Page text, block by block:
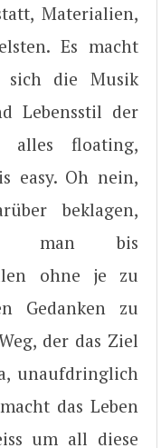
Materialien,
Es macht
sich die Musik
Lebensstil der
alles floating,
easy. Oh nein,
beklagen,
man bis
ohne je zu
Gedanken zu
der das Ziel
unaufdringlich
das Leben
um all diese